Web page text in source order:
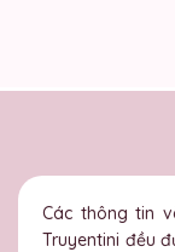
Các thông tin
Truyentini đều